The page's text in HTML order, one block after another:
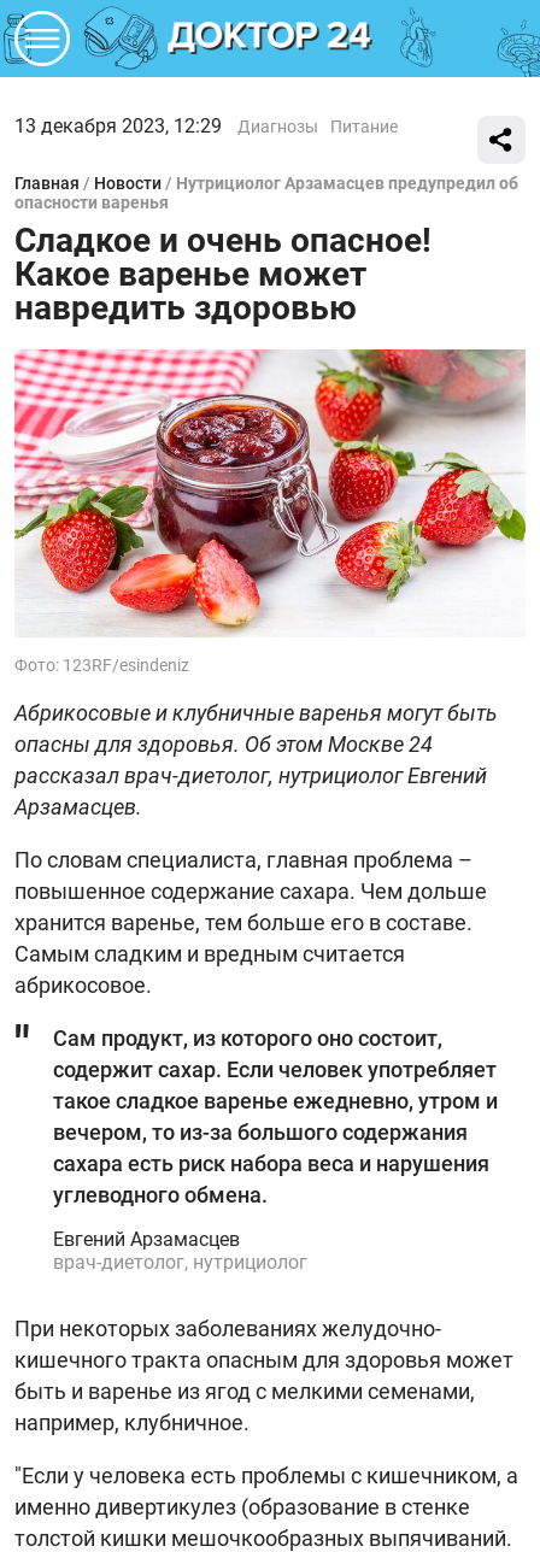
13 декабря 2023, 12:29 Диагнозы Питание
Главная / Новости / Нутрициолог Арзамасцев предупредил об
опасности варенья
Сладкое и очень опасное!
Какое варенье может
навредить здоровью
Фото: 123RF/esindeniz
Абрикосовые и клубничные варенья могут быть
опасны для здоровья. Об этом Москве 24
рассказал врач-диетолог, нутрициолог Евгений
Арзамасцев.
По словам специалиста, главная проблема –
повышенное содержание сахара. Чем дольше
хранится варенье, тем больше его в составе.
Самым сладким и вредным считается
абрикосовое.
Сам продукт, из которого оно состоит,
содержит сахар. Если человек употребляет
такое сладкое варенье ежедневно, утром и
вечером, то из-за большого содержания
сахара есть риск набора веса и нарушения
углеводного обмена.
Евгений Арзамасцев
врач-диетолог, нутрициолог
При некоторых заболеваниях желудочно-
кишечного тракта опасным для здоровья может
быть и варенье из ягод с мелкими семенами,
например, клубничное.
"Если у человека есть проблемы с кишечником, а
именно дивертикулез (образование в стенке
толстой кишки мешочкообразных выпячиваний.